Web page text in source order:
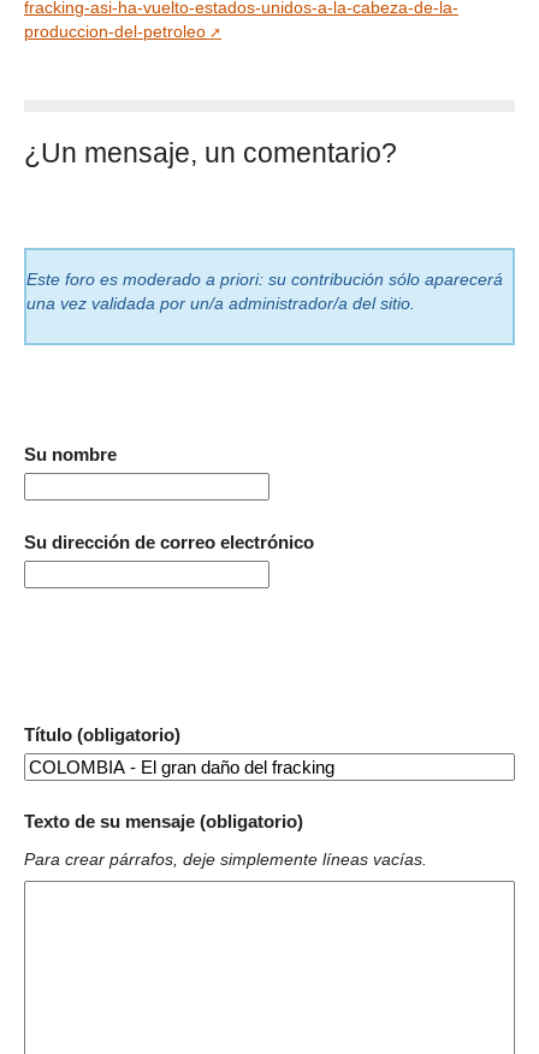
fracking-asi-ha-vuelto-estados-unidos-a-la-cabeza-de-la-
produccion-del-petroleo
¿Un mensaje, un comentario?
Este foro es moderado a priori: su contribución sólo aparecerá
una vez validada por un/a administrador/a del sitio.
Su nombre
Su dirección de correo electrónico
Título (obligatorio)
Texto de su mensaje (obligatorio)
Para crear párrafos, deje simplemente líneas vacías.